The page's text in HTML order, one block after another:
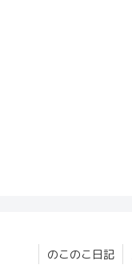
のこのこ日記